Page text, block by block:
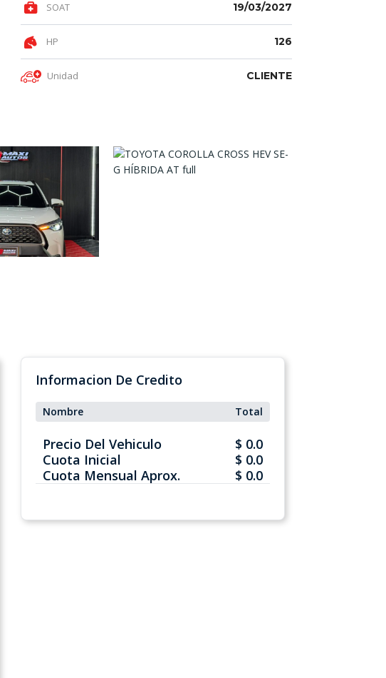
SOAT 19/03/2027
HP 126
Unidad CLIENTE
Informacion De Credito
Nombre Total
Precio Del Vehiculo
$ 0.0
Cuota Inicial
$ 0.0
Cuota Mensual Aprox.
$ 0.0